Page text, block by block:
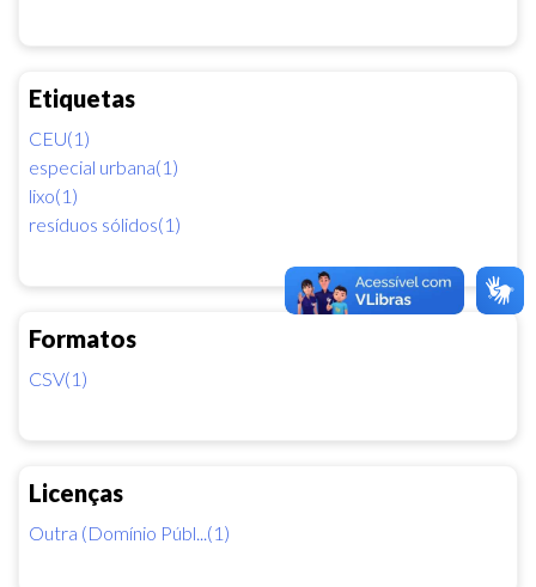
Etiquetas
CEU(1)
especial urbana(1)
lixo(1)
resíduos sólidos(1)
Formatos
CSV(1)
Licenças
Outra (Domínio Públ...(1)